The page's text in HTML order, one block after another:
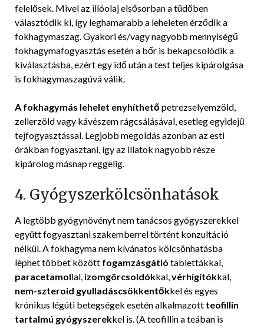
felelősek. Mivel az illóolaj elsősorban a tüdőben
választódik ki, így leghamarabb a leheleten érződik a
fokhagymaszag. Gyakori és/vagy nagyobb mennyiségű
fokhagymafogyasztás esetén a bőr is bekapcsolódik a
kiválasztásba, ezért egy idő után a test teljes kipárolgása
is fokhagymaszagúvá válik.
A fokhagymás lehelet enyhíthető petrezselyemzöld,
zellerzöld vagy kávészem rágcsálásával, esetleg egyidejű
tejfogyasztással. Legjobb megoldás azonban az esti
órákban fogyasztani, így az illatok nagyobb része
kipárolog másnap reggelig.
4. Gyógyszerkölcsönhatások
A legtöbb gyógynövényt nem tanácsos gyógyszerekkel
együtt fogyasztani szakemberrel történt konzultáció
nélkül. A fokhagyma nem kívánatos kölcsönhatásba
léphet többet között fogamzásgátló tablettákkal,
paracetamollal, izomgörcsoldókkal, vérhígítókkal,
nem-szteroid gyulladáscsökkentőkkel és egyes
krónikus légúti betegségek esetén alkalmazott teofillin
tartalmú gyógyszerekkel is. (A teofillin a teában is